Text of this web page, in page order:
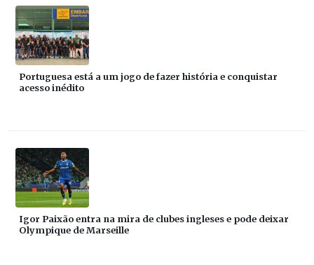
Portuguesa está a um jogo de fazer história e conquistar
acesso inédito
Igor Paixão entra na mira de clubes ingleses e pode deixar
Olympique de Marseille